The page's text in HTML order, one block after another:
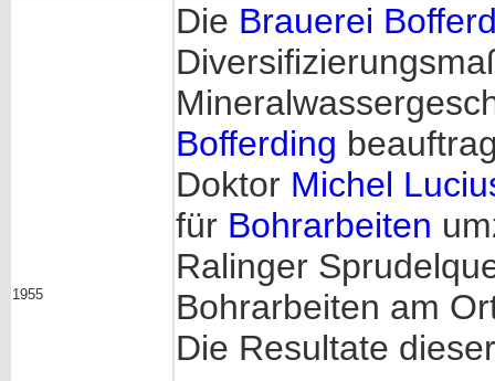
1955
Die Brauerei
Bofferding
Doktor Michel
für Bohrarbeiten
Ralinger
Bohrarbeiten am
Die Resultate